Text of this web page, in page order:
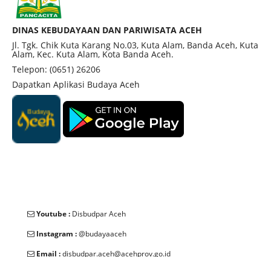
ziarah bagi masyarakat yang ingin menghormati
jasa-jasa beliau.
DINAS KEBUDAYAAN DAN PARIWISATA ACEH
Jl. Tgk. Chik Kuta Karang No.03, Kuta Alam, Banda Aceh, Kuta
Alam, Kec. Kuta Alam, Kota Banda Aceh.
Telepon: (0651) 26206
Dapatkan Aplikasi Budaya Aceh
Youtube : Disbudpar Aceh
Instagram :@budayaaceh
Email :disbudpar.aceh@acehprov.go.id